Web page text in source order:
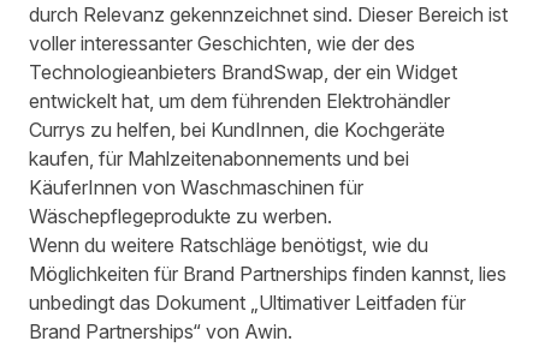
durch Relevanz gekennzeichnet sind. Dieser Bereich ist
voller interessanter Geschichten, wie der des
Technologieanbieters BrandSwap, der ein Widget
entwickelt hat, um dem führenden Elektrohändler
Currys zu helfen, bei KundInnen, die Kochgeräte
kaufen, für Mahlzeitenabonnements und bei
KäuferInnen von Waschmaschinen für
Wäschepflegeprodukte zu werben.
Wenn du weitere Ratschläge benötigst, wie du
Möglichkeiten für Brand Partnerships finden kannst, lies
unbedingt das Dokument „Ultimativer Leitfaden für
Brand Partnerships“ von Awin.